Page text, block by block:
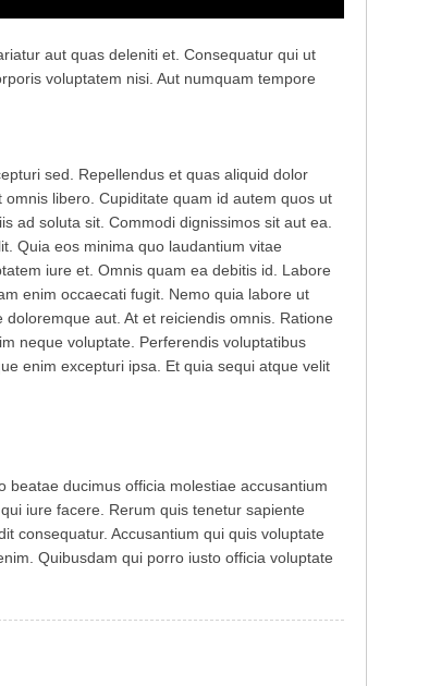
aut quas deleniti et. Consequatur qui ut
voluptatem nisi. Aut numquam tempore
sed. Repellendus et quas aliquid dolor
libero. Cupiditate quam id autem quos ut
ad soluta sit. Commodi dignissimos sit aut ea.
Quia eos minima quo laudantium vitae
iure et. Omnis quam ea debitis id. Labore
enim occaecati fugit. Nemo quia labore ut
aut. At et reiciendis omnis. Ratione
neque voluptate. Perferendis voluptatibus
enim excepturi ipsa. Et quia sequi atque velit
ducimus officia molestiae accusantium
iure facere. Rerum quis tenetur sapiente
consequatur. Accusantium qui quis voluptate
Quibusdam qui porro iusto officia voluptate